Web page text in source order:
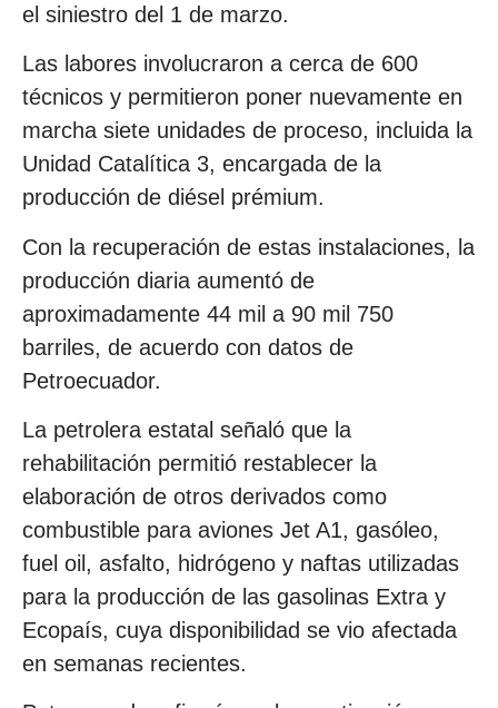
el siniestro del 1 de marzo.
Las labores involucraron a cerca de 600
técnicos y permitieron poner nuevamente en
marcha siete unidades de proceso, incluida la
Unidad Catalítica 3, encargada de la
producción de diésel prémium.
Con la recuperación de estas instalaciones, la
producción diaria aumentó de
aproximadamente 44 mil a 90 mil 750
barriles, de acuerdo con datos de
Petroecuador.
La petrolera estatal señaló que la
rehabilitación permitió restablecer la
elaboración de otros derivados como
combustible para aviones Jet A1, gasóleo,
fuel oil, asfalto, hidrógeno y naftas utilizadas
para la producción de las gasolinas Extra y
Ecopaís, cuya disponibilidad se vio afectada
en semanas recientes.